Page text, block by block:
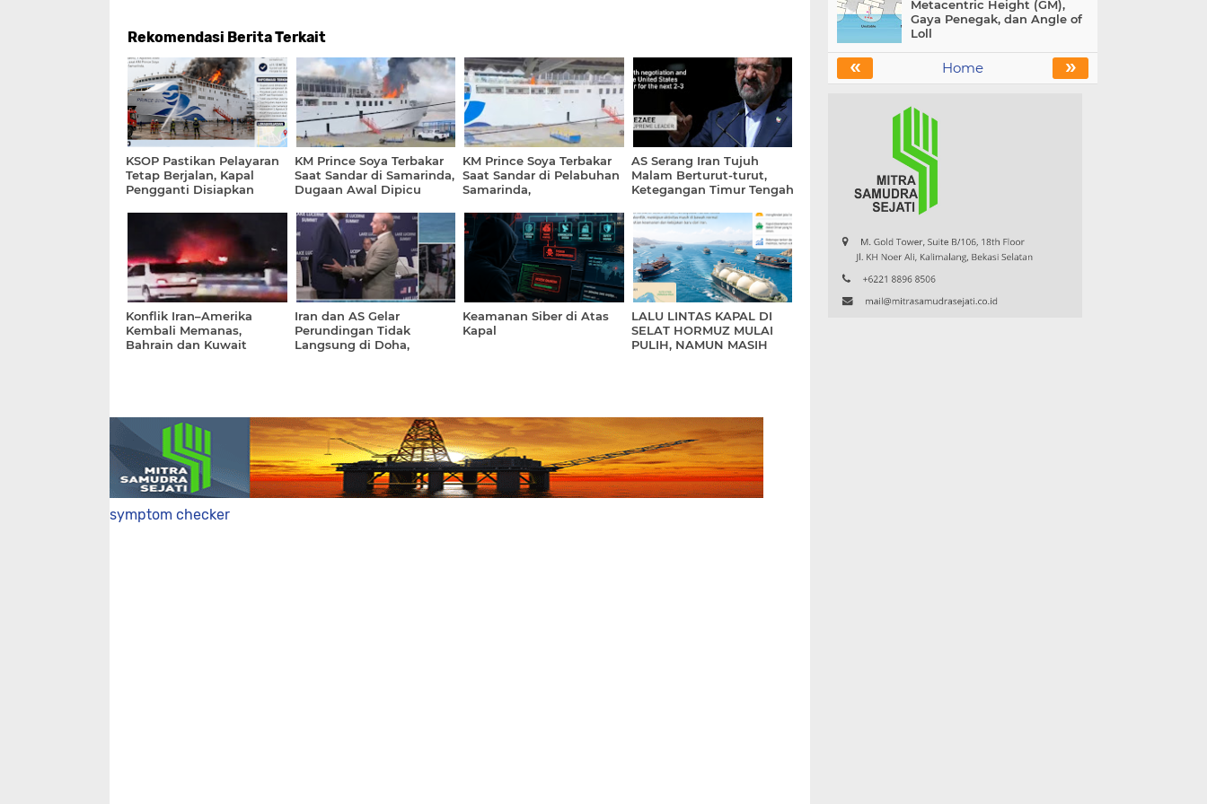
Rekomendasi Berita Terkait
KSOP Pastikan Pelayaran
Tetap Berjalan, Kapal
Pengganti Disiapkan
KM Prince Soya Terbakar
Saat Sandar di Samarinda,
Dugaan Awal Dipicu
KM Prince Soya Terbakar
Saat Sandar di Pelabuhan
Samarinda,
AS Serang Iran Tujuh
Malam Berturut-turut,
Ketegangan Timur Tengah
Konflik Iran–Amerika
Kembali Memanas,
Bahrain dan Kuwait
Iran dan AS Gelar
Perundingan Tidak
Langsung di Doha,
Keamanan Siber di Atas
Kapal
LALU LINTAS KAPAL DI
SELAT HORMUZ MULAI
PULIH, NAMUN MASIH
symptom checker
Metacentric Height (GM),
Gaya Penegak, dan Angle of
Loll
« »
Home